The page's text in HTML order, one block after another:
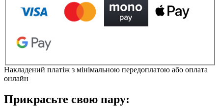
Крокбенд
Накладений платіж з мінімальною передоплатою або оплата
онлайн
Прикрасьте свою пару: